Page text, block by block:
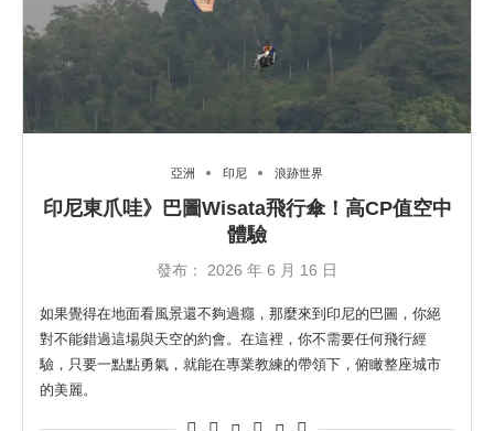
亞洲 印尼 浪跡世界
印尼東爪哇》巴圖Wisata飛行傘！高CP值空中
體驗
發布： 2026 年 6 月 16 日
如果覺得在地面看風景還不夠過癮，那麼來到印尼的巴圖，你絕
對不能錯過這場與天空的約會。在這裡，你不需要任何飛行經
驗，只要一點點勇氣，就能在專業教練的帶領下，俯瞰整座城市
的美麗。